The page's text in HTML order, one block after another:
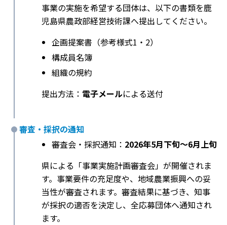
事業の実施を希望する団体は、以下の書類を鹿
児島県農政部経営技術課へ提出してください。
企画提案書（参考様式1・2）
構成員名簿
組織の規約
提出方法： 電子メールによる送付
審査・採択の通知
審査会・採択通知： 2026年5月下旬〜6月上旬
県による「事業実施計画審査会」が開催されま
す。事業要件の充足度や、地域農業振興への妥
当性が審査されます。審査結果に基づき、知事
が採択の適否を決定し、全応募団体へ通知され
ます。